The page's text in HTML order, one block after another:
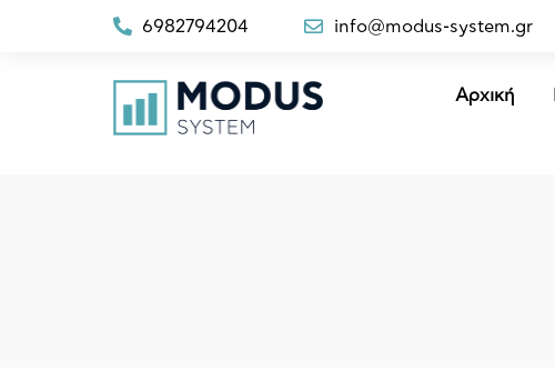
6982794204 info@modus-system.gr
Αρχική